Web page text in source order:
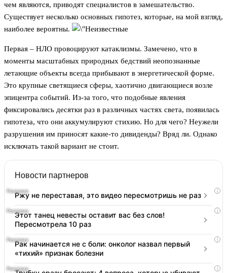
чем являются, приводят специалистов в замешательство.
Существует несколько основных гипотез, которые, на мой взгляд,
наиболее вероятны.
Первая – НЛО провоцируют катаклизмы. Замечено, что в
моменты масштабных природных бедствий неопознанные
летающие объекты всегда прибывают в энергетической форме.
Это крупные светящиеся сферы, хаотично двигающиеся возле
эпицентра событий. Из-за того, что подобные явления
фиксировались десятки раз в различных частях света, появилась
гипотеза, что они аккумулируют стихию. Но для чего? Неужели
разрушения им приносят какие-то дивиденды? Вряд ли. Однако
исключать такой вариант не стоит.
Новости партнеров
i
Ржу не переставая, это видео пересмотришь не раз
i
Этот танец невесты оставит вас без слов!
Пересмотрела 10 раз
i
Рак начинается не с боли: онколог назвал первый
«тихий» признак болезни
i